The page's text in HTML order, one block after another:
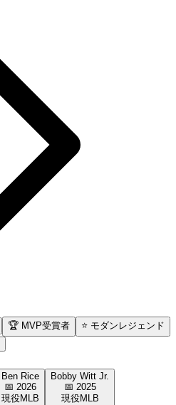
🏆 MVP受賞者
⭐ モダンレジェンド
Ben Rice
📅 2026
現役MLB
Bobby Witt Jr.
📅 2025
現役MLB